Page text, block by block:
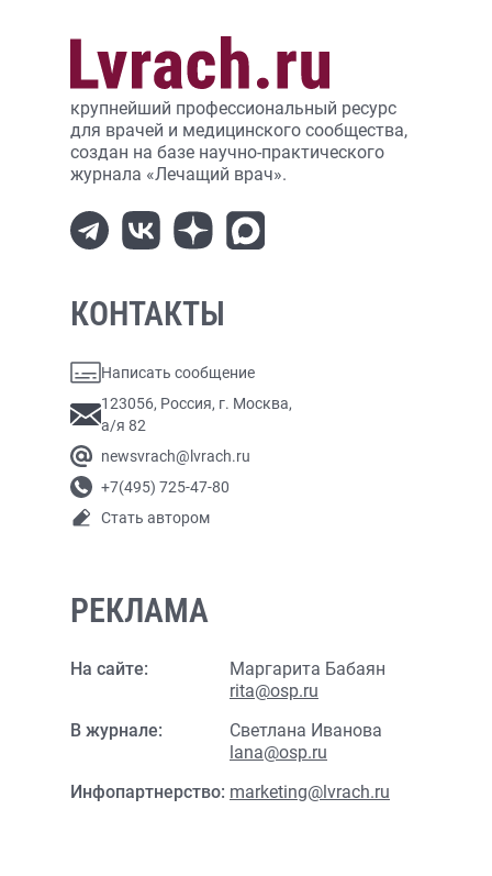
крупнейший профессиональный ресурс
для врачей и медицинского сообщества,
создан на базе научно-практического
журнала «Лечащий врач».
КОНТАКТЫ
Написать сообщение
123056, Россия, г. Москва,
а/я 82
newsvrach@lvrach.ru
+7(495) 725-47-80
Стать автором
РЕКЛАМА
На сайте:
Маргарита Бабаян
rita@osp.ru
В журнале:
Светлана Иванова
lana@osp.ru
Инфопартнерство: marketing@lvrach.ru